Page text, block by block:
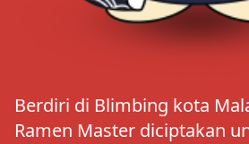
Berdiri di Blimbing kota
Ramen Master diciptakan